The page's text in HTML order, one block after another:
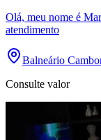
Olá, meu nome é
atendimento
Balneário
Consulte valor